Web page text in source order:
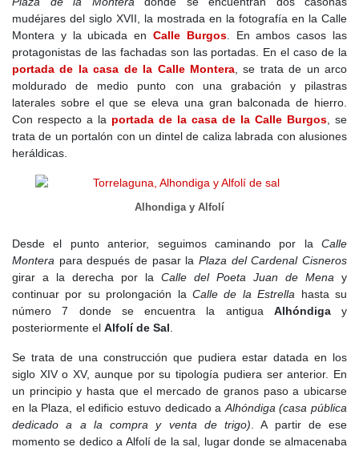
mudéjares del siglo XVII, la mostrada en la fotografía en la Calle
Montera y la ubicada en Calle Burgos. En ambos casos las
protagonistas de las fachadas son las portadas. En el caso de la
portada de la casa de la Calle Montera, se trata de un arco
moldurado de medio punto con una grabación y pilastras
laterales sobre el que se eleva una gran balconada de hierro.
Con respecto a la portada de la casa de la Calle Burgos, se
trata de un portalón con un dintel de caliza labrada con alusiones
heráldicas.
Alhondiga y Alfolí
Desde el punto anterior, seguimos caminando por la Calle
Montera para después de pasar la Plaza del Cardenal Cisneros
girar a la derecha por la Calle del Poeta Juan de Mena y
continuar por su prolongación la Calle de la Estrella hasta su
número 7 donde se encuentra la antigua Alhóndigay
posteriormente el Alfolí de Sal.
Se trata de una construcción que pudiera estar datada en los
siglo XIV o XV, aunque por su tipología pudiera ser anterior. En
un principio y hasta que el mercado de granos paso a ubicarse
en la Plaza, el edificio estuvo dedicado aAlhóndiga (casa pública
dedicado a a la compra y venta de trigo). A partir de ese
momento se dedico a Alfolí de la sal, lugar donde se almacenaba